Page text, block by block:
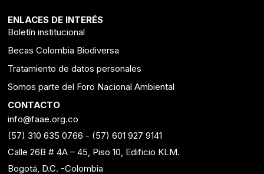
ENLACES DE INTERÉS
Boletín institucional
Becas Colombia Biodiversa
Tratamiento de datos personales
Somos parte del Foro Nacional Ambiental
CONTACTO
info@faae.org.co
(57) 310 635 0766 - (57) 601 927 9141
Calle 26B # 4A – 45, Piso 10, Edificio KLM.
Bogotá, D.C. -Colombia